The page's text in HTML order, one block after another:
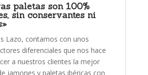
paletas son 100%
sin conservantes ni
Lazo, contamos con unos
diferenciales que nos hace
a nuestros clientes la mejor
jamones y paletas ibéricas con